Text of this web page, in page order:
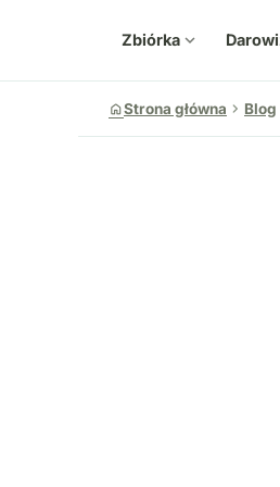
Zbiórka expand_more
homeStrona główna chevron_right Blog